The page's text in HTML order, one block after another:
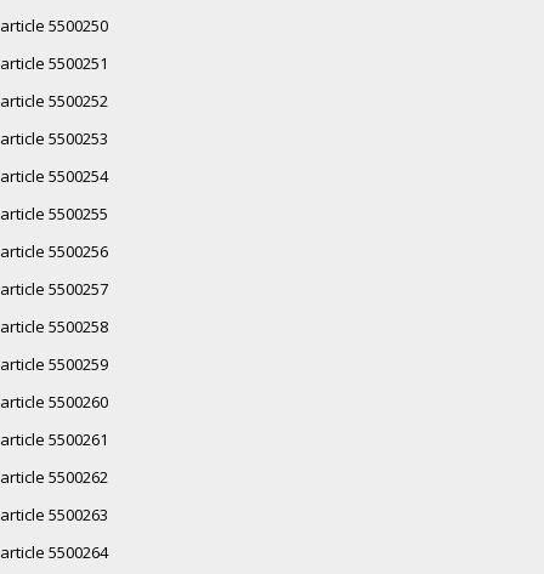
article 5500250
article 5500251
article 5500252
article 5500253
article 5500254
article 5500255
article 5500256
article 5500257
article 5500258
article 5500259
article 5500260
article 5500261
article 5500262
article 5500263
article 5500264